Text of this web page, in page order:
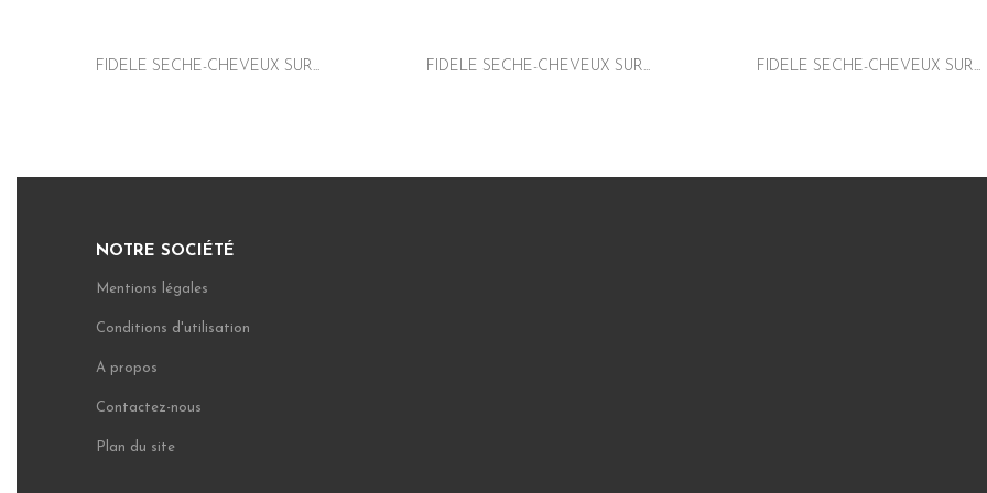
FIDELE SECHE-CHEVEUX SUR... FIDELE SECHE-CHEVEUX SUR... FIDELE SECHE-CHEVEUX SUR...
NOTRE SOCIÉTÉ
Mentions légales
Conditions d'utilisation
A propos
Contactez-nous
Plan du site